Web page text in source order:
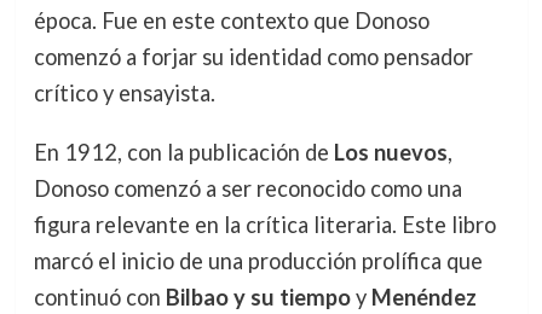
época. Fue en este contexto que Donoso
comenzó a forjar su identidad como pensador
crítico y ensayista.
En 1912, con la publicación de Los nuevos,
Donoso comenzó a ser reconocido como una
figura relevante en la crítica literaria. Este libro
marcó el inicio de una producción prolífica que
continuó con Bilbao y su tiempoy Menéndez